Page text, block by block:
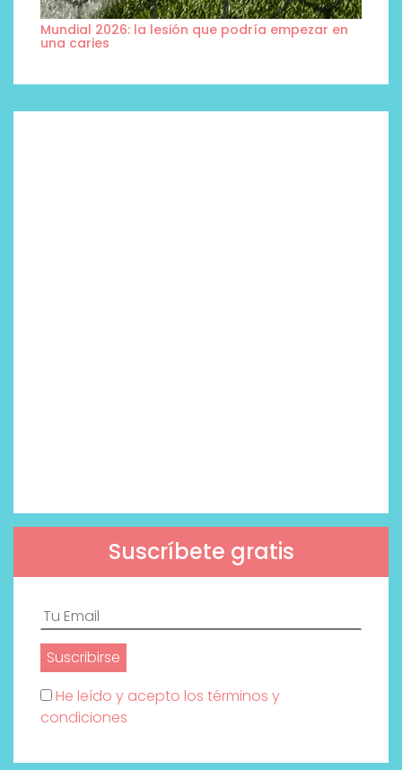
Mundial 2026: la lesión que podría empezar en
una caries
Suscríbete gratis
He leído y acepto los términos y
condiciones